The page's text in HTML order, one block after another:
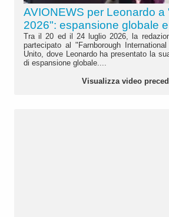
AVIONEWS per Leonardo a
2026": espansione globale
Tra il 20 ed il 24 luglio 2026, la
partecipato al "Farnborough
Unito, dove Leonardo ha presentato la
di espansione globale....
Visualizza video